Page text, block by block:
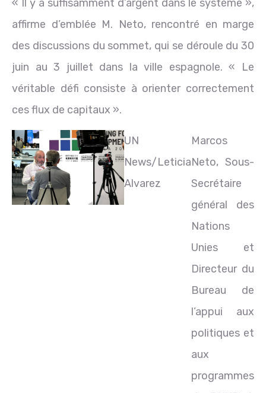
« Il y a suffisamment d’argent dans le système »,
affirme d’emblée M. Neto, rencontré en marge
des discussions du sommet, qui se déroule du 30
juin au 3 juillet dans la ville espagnole. « Le
véritable défi consiste à orienter correctement
ces flux de capitaux ».
UN
News/Leticia
Alvarez
Marcos
Neto, Sous-
Secrétaire
général des
Nations
Unies et
Directeur du
Bureau de
l’appui aux
politiques et
aux
programmes